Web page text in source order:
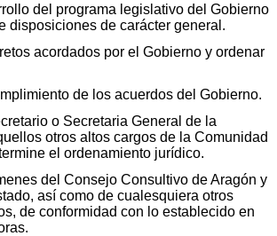
del programa legislativo del Gobierno
disposiciones de carácter general.
acordados por el Gobierno y ordenar
de los acuerdos del Gobierno.
o Secretaria General de la
otros altos cargos de la Comunidad
el ordenamiento jurídico.
del Consejo Consultivo de Aragón y
así como de cualesquiera otros
de conformidad con lo establecido en